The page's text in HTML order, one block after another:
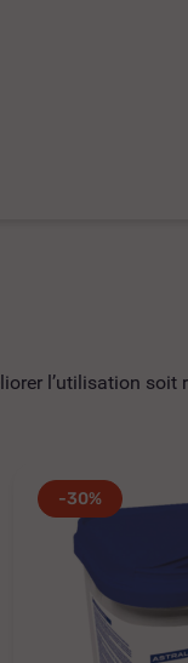
l’utilisation soit
-30%